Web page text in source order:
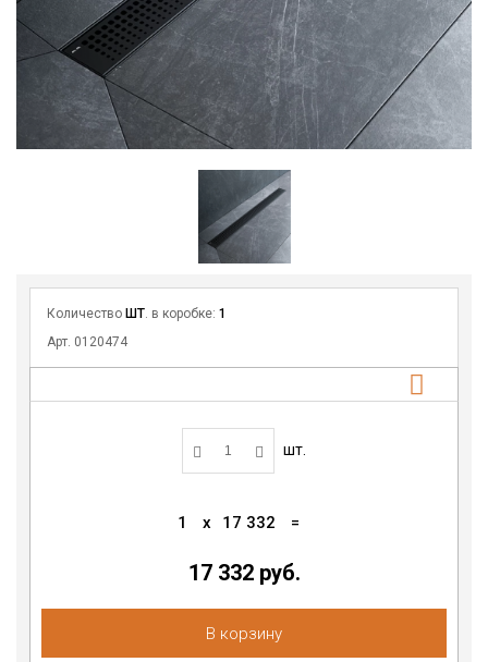
Количество ШТ . в коробке: 1
Арт. 0120474
шт.
1 x 17 332 =
17 332 руб.
В корзину